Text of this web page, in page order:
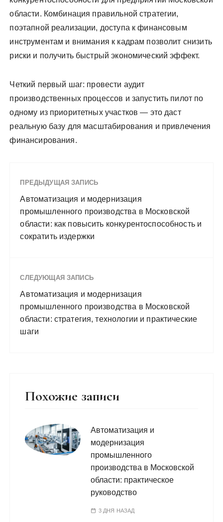
области. Комбинация правильной стратегии,
поэтапной реализации, доступа к финансовым
инструментам и внимания к кадрам позволит снизить
риски и получить быстрый экономический эффект.
Четкий первый шаг: провести аудит
производственных процессов и запустить пилот по
одному из приоритетных участков — это даст
реальную базу для масштабирования и привлечения
финансирования.
ПРЕДЫДУЩАЯ ЗАПИСЬ
Автоматизация и модернизация
промышленного производства в Московской
области: как повысить конкурентоспособность и
сократить издержки
СЛЕДУЮЩАЯ ЗАПИСЬ
Автоматизация и модернизация
промышленного производства в Московской
области: стратегия, технологии и практические
шаги
Похожие записи
Автоматизация и
модернизация
промышленного
производства в Московской
области: практическое
руководство
3 ДНЯ НАЗАД